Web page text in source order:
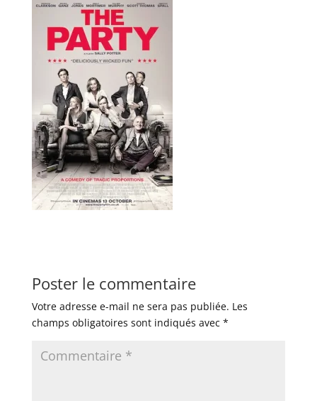
Poster le commentaire
Votre adresse e-mail ne sera pas publiée. Les
champs obligatoires sont indiqués avec *